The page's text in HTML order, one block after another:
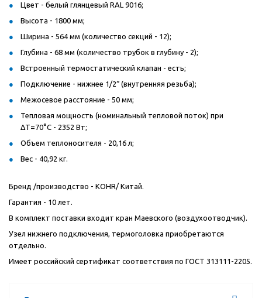
Цвет - белый глянцевый RAL 9016;
Высота - 1800 мм;
Ширина - 564 мм (количество секций - 12);
Глубина - 68 мм (количество трубок в глубину - 2);
Встроенный термостатический клапан - есть;
Подключение - нижнее 1/2“ (внутренняя резьба);
Межосевое расстояние - 50 мм;
Тепловая мощность (номинальный тепловой поток) при
ΔT=70°С - 2352 Вт;
Объем теплоносителя - 20,16 л;
Вес - 40,92 кг.
Бренд /производство - KOHR/ Китай.
Гарантия - 10 лет.
В комплект поставки входит кран Маевского (воздухоотводчик).
Узел нижнего подключения, термоголовка приобретаются
отдельно.
Имеет российский сертификат соответствия по ГОСТ 313111-2205.